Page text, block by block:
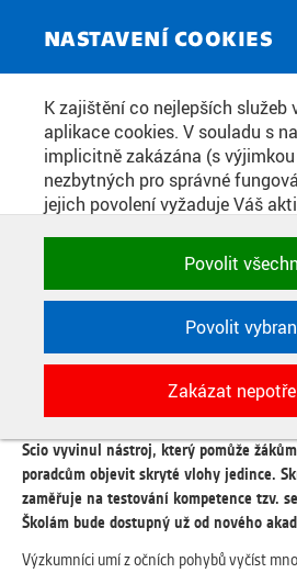
NASTAVENÍ COOKIES
K zajištění co nejlepších služeb
aplikace cookies. V souladu s
implicitně zakázána (s
nezbytných pro správné
jejich povolení vyžaduje Váš
zakázat, případně vybrat a
kategorie. Svoje rozhodnutí
kdykoli změnit.
POTŘEBNÉ
Technické cookies využívané
ČVUT pro uchování jejich
vlastností a identifikátorů
nezbytné pro správné
vždy aktivní.
ANALYTICKÉ
Povolit
Povolit
Zakázat
ZPRAVODAJSKÝ
VR HRA Z FEL
SKRYTÉ TALENTY
POMŮŽE JIM S
STŘEDNÍ ŠKOLY I
29. 7. 2025
se měnícímu světu 21. století?
Scio vyvinul nástroj, který pomůže
poradcům objevit skryté vlohy jedince.
zaměřuje na testování kompetence tzv.
Školám bude dostupný už od nového
Výzkumníci umí z očních pohybů vyčíst